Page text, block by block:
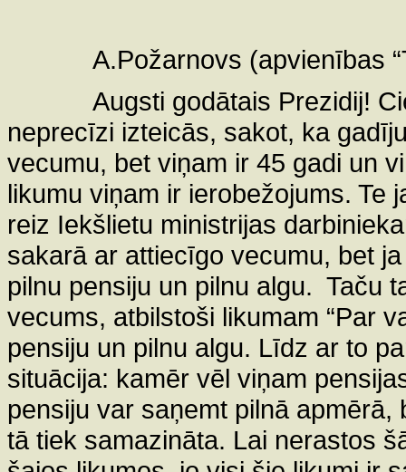
A.Požarnovs (apvienības
Augsti godātais Prezidij!
neprecīzi izteicās, sakot, ka
vecumu, bet viņam ir 45 gadi un
likumu viņam ir ierobežojums. Te
reiz Iekšlietu ministrijas
sakarā ar attiecīgo vecumu, bet
pilnu pensiju un pilnu algu. Taču
vecums, atbilstoši likumam “Par
pensiju un pilnu algu. Līdz ar to
situācija: kamēr vēl viņam
pensiju var saņemt pilnā
tā tiek samazināta. Lai nerastos